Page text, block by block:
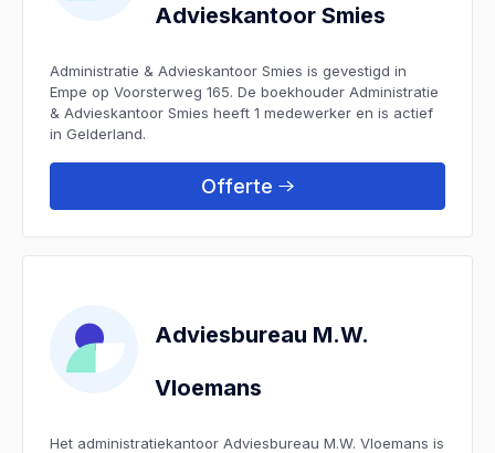
Advieskantoor Smies
Administratie & Advieskantoor Smies is gevestigd in
Empe op Voorsterweg 165. De boekhouder Administratie
& Advieskantoor Smies heeft 1 medewerker en is actief
in Gelderland.
Offerte
Adviesbureau M.W.
Vloemans
Het administratiekantoor Adviesbureau M.W. Vloemans is